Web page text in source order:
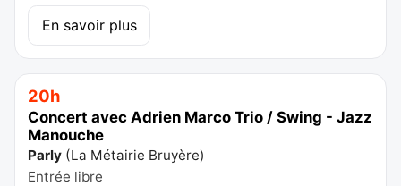
En savoir plus
20h
Concert avec Adrien Marco Trio / Swing - Jazz
Manouche
Parly (La Métairie Bruyère)
Entrée libre